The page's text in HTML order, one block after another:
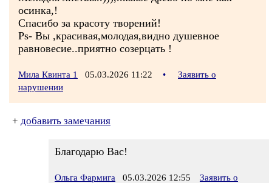
осинка,!
Спасибо за красоту творений!
Ps- Вы ,красивая,молодая,видно душевное
равновесие..приятно созерцать !
Мила Квинта 1 05.03.2026 11:22 •
Заявить о
нарушении
+ добавить замечания
Благодарю Вас!
Ольга Фармига 05.03.2026 12:55
Заявить о